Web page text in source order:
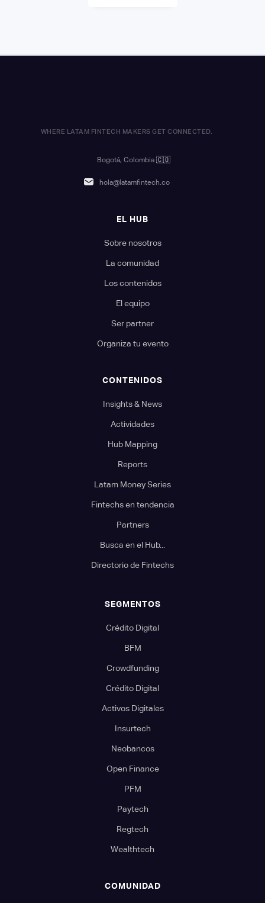
WHERE LATAM FINTECH MAKERS GET CONNECTED.
Bogotá, Colombia 🇨🇴
hola@latamfintech.co
EL HUB
Sobre nosotros
La comunidad
Los contenidos
El equipo
Ser partner
Organiza tu evento
CONTENIDOS
Insights & News
Actividades
Hub Mapping
Reports
Latam Money Series
Fintechs en tendencia
Partners
Busca en el Hub...
Directorio de Fintechs
SEGMENTOS
Crédito Digital
BFM
Crowdfunding
Crédito Digital
Activos Digitales
Insurtech
Neobancos
Open Finance
PFM
Paytech
Regtech
Wealthtech
COMUNIDAD